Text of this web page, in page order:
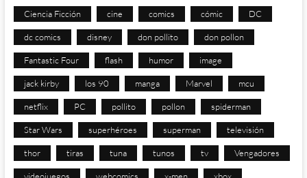
Ciencia Ficción cine comics cómic DC
dc comics disney don pollito don pollon
Fantastic Four flash humor image
jack kirby los 90 manga Marvel mcu
netflix PC pollito pollon spiderman
Star Wars superhéroes superman televisión
thor tiras tuna tunos tv Vengadores